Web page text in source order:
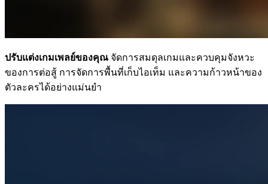
ปรับแต่งเกมเพลย์ของคุณ จัดการสมดุลเกมและควบคุมจังหวะ
ของการต่อสู้ การจัดการพื้นที่เก็บไอเท็ม และความก้าวหน้าของ
ตัวละครได้อย่างแม่นยำ